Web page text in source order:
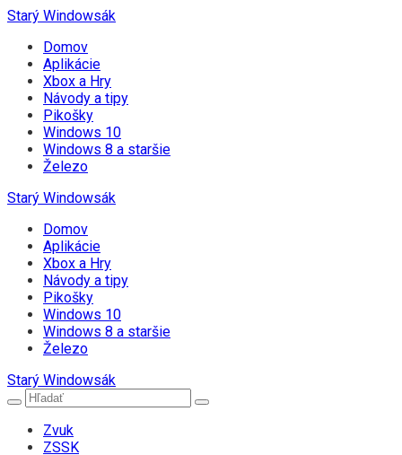
Starý Windowsák
Domov
Aplikácie
Xbox a Hry
Návody a tipy
Pikošky
Windows 10
Windows 8 a staršie
Železo
Starý Windowsák
Domov
Aplikácie
Xbox a Hry
Návody a tipy
Pikošky
Windows 10
Windows 8 a staršie
Železo
Starý Windowsák
Zvuk
ZSSK